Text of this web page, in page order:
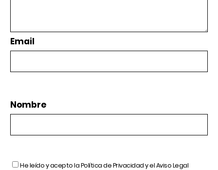
Email
Nombre
He leído y acepto laPolítica de Privacidady elAviso Legal